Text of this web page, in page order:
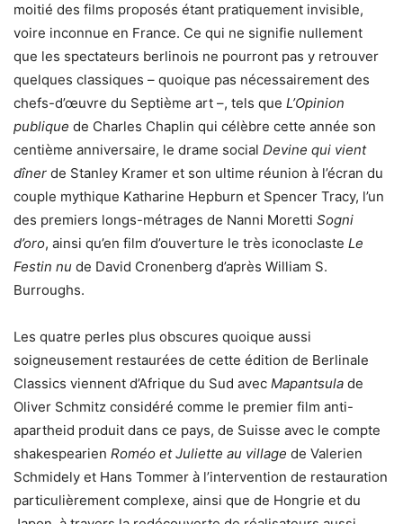
moitié des films proposés étant pratiquement invisible,
voire inconnue en France. Ce qui ne signifie nullement
que les spectateurs berlinois ne pourront pas y retrouver
quelques classiques – quoique pas nécessairement des
chefs-d’œuvre du Septième art –, tels que L’Opinion
publique de Charles Chaplin qui célèbre cette année son
centième anniversaire, le drame social Devine qui vient
dîner de Stanley Kramer et son ultime réunion à l’écran du
couple mythique Katharine Hepburn et Spencer Tracy, l’un
des premiers longs-métrages de Nanni Moretti Sogni
d’oro, ainsi qu’en film d’ouverture le très iconoclaste Le
Festin nu de David Cronenberg d’après William S.
Burroughs.
Les quatre perles plus obscures quoique aussi
soigneusement restaurées de cette édition de Berlinale
Classics viennent d’Afrique du Sud avec Mapantsula de
Oliver Schmitz considéré comme le premier film anti-
apartheid produit dans ce pays, de Suisse avec le compte
shakespearien Roméo et Juliette au village de Valerien
Schmidely et Hans Tommer à l’intervention de restauration
particulièrement complexe, ainsi que de Hongrie et du